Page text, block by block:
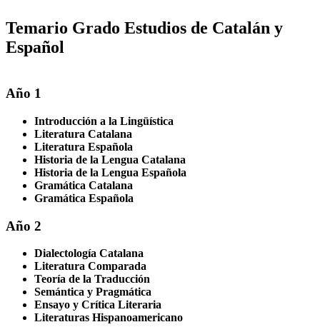
Temario Grado Estudios de Catalán y
Español
Año 1
Introducción a la Lingüística
Literatura Catalana
Literatura Española
Historia de la Lengua Catalana
Historia de la Lengua Española
Gramática Catalana
Gramática Española
Año 2
Dialectología Catalana
Literatura Comparada
Teoría de la Traducción
Semántica y Pragmática
Ensayo y Crítica Literaria
Literaturas Hispanoamericano